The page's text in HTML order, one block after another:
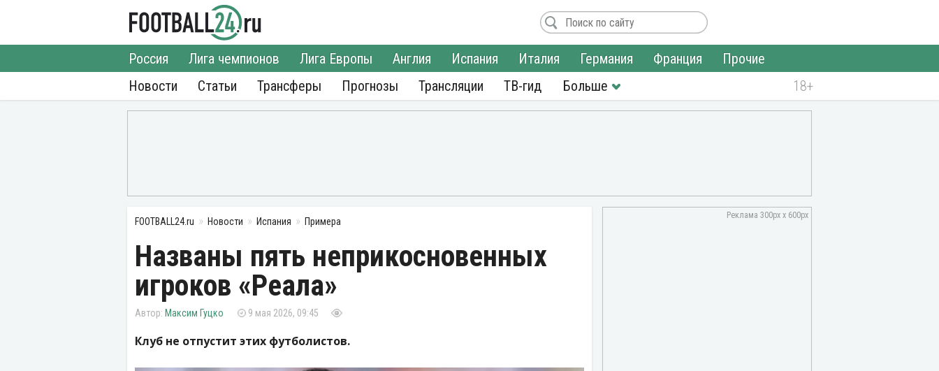
Новости
Россия Лига чемпионов Лига Европы Англия Испания Италия Германия Франция
Прочие
Статьи
Трансферы Прогнозы Трансляции ТВ-гид
FOOTBALL24.ru Новости Испания Примера
Названы пять неприкосновенных
игроков «Реала»
Максим Гуцко 9 мая 2026, 09:45
Клуб не отпустит этих футболистов.